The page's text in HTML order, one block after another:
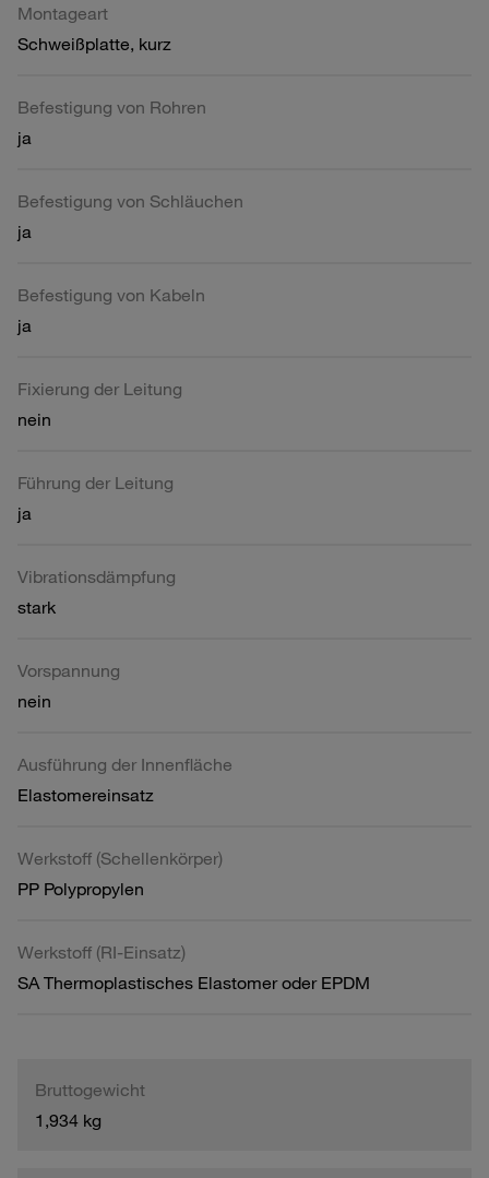
Montageart
Schweißplatte, kurz
Befestigung von Rohren
ja
Befestigung von Schläuchen
ja
Befestigung von Kabeln
ja
Fixierung der Leitung
nein
Führung der Leitung
ja
Vibrationsdämpfung
stark
Vorspannung
nein
Ausführung der Innenfläche
Elastomereinsatz
Werkstoff (Schellenkörper)
PP Polypropylen
Werkstoff (RI-Einsatz)
SA Thermoplastisches Elastomer oder EPDM
Bruttogewicht
1,934 kg